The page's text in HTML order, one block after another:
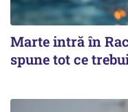
Marte intră în
spune tot ce